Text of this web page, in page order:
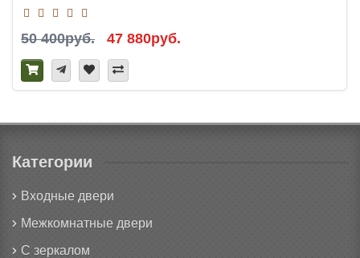
50 400руб. 47 880руб.
Категории
Входные двери
Межкомнатные двери
С зеркалом